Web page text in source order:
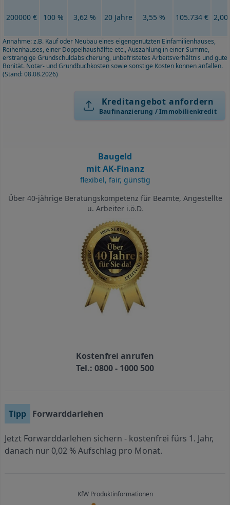
200000 € 100 % 3,62 % 20 Jahre 3,55 % 105.734 € 2,00
Annahme: z.B. Kauf oder Neubau eines eigengenutzten Einfamilienhauses,
Reihenhauses, einer Doppelhaushälfte etc., Auszahlung in einer Summe,
erstrangige Grundschuldabsicherung, unbefristetes Arbeitsverhältnis und gute
Bonität. Notar- und Grundbuchkosten sowie sonstige Kosten können anfallen.
(Stand: 08.08.2026)
Kreditangebot anfordern
Baufinanzierung / Immobilienkredit
Baugeld
mit AK-Finanz
flexibel, fair, günstig
Über 40-jährige Beratungskompetenz für Beamte, Angestellte
u. Arbeiter i.ö.D.
Kostenfrei anrufen
Tel.: 0800 - 1000 500
Tipp Forwarddarlehen
Jetzt Forwarddarlehen sichern - kostenfrei fürs 1. Jahr,
danach nur 0,02 % Aufschlag pro Monat.
KfW Produktinformationen